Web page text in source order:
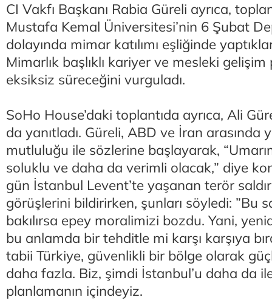
CI Vakfı Başkanı Rabia Güreli ayrıca,
Mustafa Kemal Üniversitesi’nin 6 Şubat
dolayında mimar katılımı eşliğinde
Mimarlık başlıklı kariyer ve mesleki gelişim
eksiksiz süreceğini vurguladı.
SoHo House’daki toplantıda ayrıca, Ali
da yanıtladı. Güreli, ABD ve İran arasında
mutluluğu ile sözlerine başlayarak,
soluklu ve daha da verimli olacak,” diye
gün İstanbul Levent’te yaşanan terör
görüşlerini bildirirken, şunları söyledi: ”Bu
bakılırsa epey moralimizi bozdu. Yani,
bu anlamda bir tehditle mi karşı karşıya
tabii Türkiye, güvenlikli bir bölge olarak
daha fazla. Biz, şimdi İstanbul’u daha da
planlamanın içindeyiz.